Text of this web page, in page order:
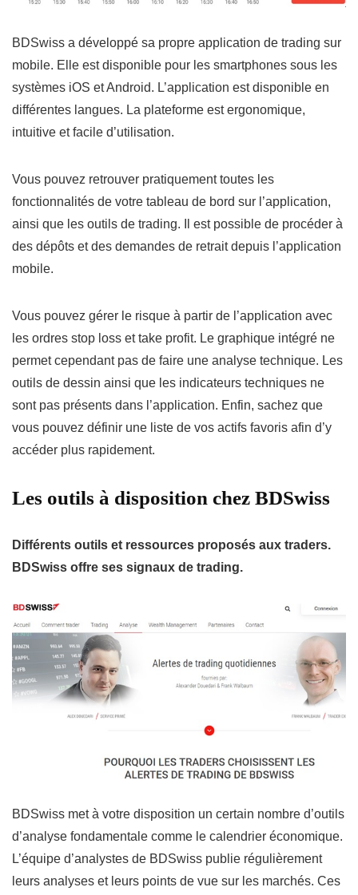
BDSwiss a développé sa propre application de trading sur
mobile. Elle est disponible pour les smartphones sous les
systèmes iOS et Android. L’application est disponible en
différentes langues. La plateforme est ergonomique,
intuitive et facile d’utilisation.
Vous pouvez retrouver pratiquement toutes les
fonctionnalités de votre tableau de bord sur l’application,
ainsi que les outils de trading. Il est possible de procéder à
des dépôts et des demandes de retrait depuis l’application
mobile.
Vous pouvez gérer le risque à partir de l’application avec
les ordres stop loss et take profit. Le graphique intégré ne
permet cependant pas de faire une analyse technique. Les
outils de dessin ainsi que les indicateurs techniques ne
sont pas présents dans l’application. Enfin, sachez que
vous pouvez définir une liste de vos actifs favoris afin d’y
accéder plus rapidement.
Les outils à disposition chez BDSwiss
Différents outils et ressources proposés aux traders.
BDSwiss offre ses signaux de trading.
BDSwiss met à votre disposition un certain nombre d’outils
d’analyse fondamentale comme le calendrier économique.
L’équipe d’analystes de BDSwiss publie régulièrement
leurs analyses et leurs points de vue sur les marchés. Ces